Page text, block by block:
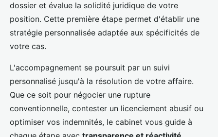
dossier et évalue la solidité juridique de votre
position. Cette première étape permet d'établir une
stratégie personnalisée adaptée aux spécificités de
votre cas.
L'accompagnement se poursuit par un suivi
personnalisé jusqu'à la résolution de votre affaire.
Que ce soit pour négocier une rupture
conventionnelle, contester un licenciement abusif ou
optimiser vos indemnités, le cabinet vous guide à